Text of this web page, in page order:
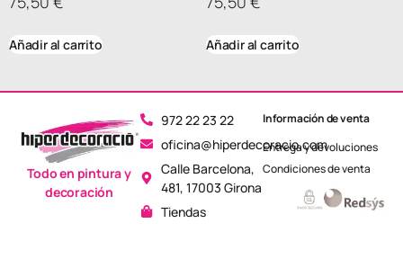
Añadir al carrito Añadir al carrito
972 22 23 22
oficina@hiperdecoracio.com
Calle Barcelona, ​​
481, 17003 Girona
Tiendas
Todo en pintura y
decoración
Información de venta
Entrega y devoluciones
Condiciones de venta